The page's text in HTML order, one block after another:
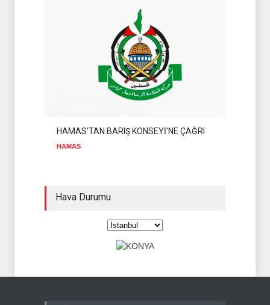
HAMAS'TAN BARIŞ KONSEYİ'NE ÇAĞRI
HAMAS
Hava Durumu